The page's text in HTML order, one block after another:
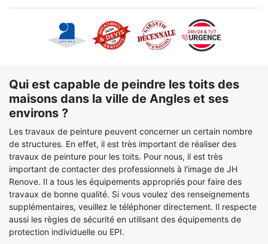
Qui est capable de peindre les toits des
maisons dans la ville de Angles et ses
environs ?
Les travaux de peinture peuvent concerner un certain nombre
de structures. En effet, il est très important de réaliser des
travaux de peinture pour les toits. Pour nous, il est très
important de contacter des professionnels à l'image de JH
Renove. Il a tous les équipements appropriés pour faire des
travaux de bonne qualité. Si vous voulez des renseignements
supplémentaires, veuillez le téléphoner directement. Il respecte
aussi les règles de sécurité en utilisant des équipements de
protection individuelle ou EPI.